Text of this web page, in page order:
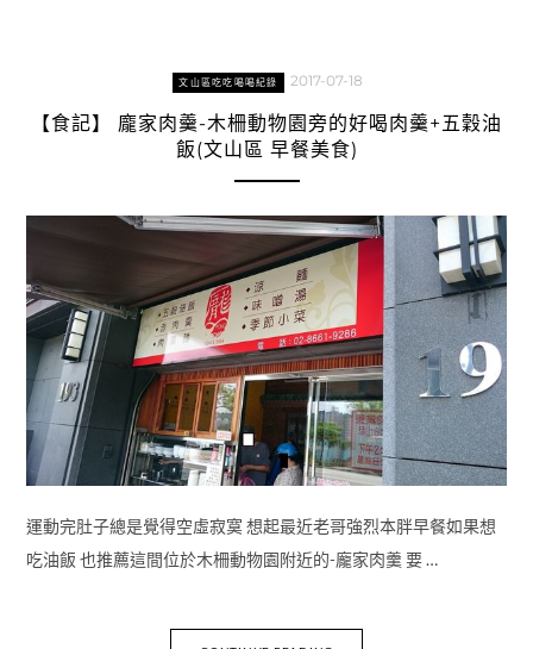
文山區吃吃喝喝紀錄 2017-07-18
【食記】 龐家肉羹-木柵動物園旁的好喝肉羹+五穀油
飯(文山區 早餐美食)
運動完肚子總是覺得空虛寂寞 想起最近老哥強烈本胖早餐如果想
吃油飯 也推薦這間位於木柵動物園附近的-龐家肉羹 要 …